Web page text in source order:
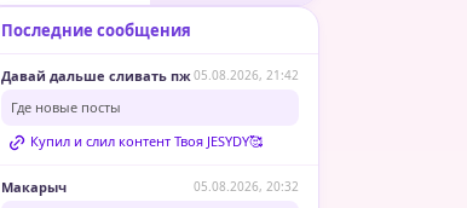
Последние сообщения
Давай дальше сливать пж05.08.2026, 21:42
Где новые посты
Купил и слил контент Твоя JESYDY🥰
Макарыч 05.08.2026, 20:32